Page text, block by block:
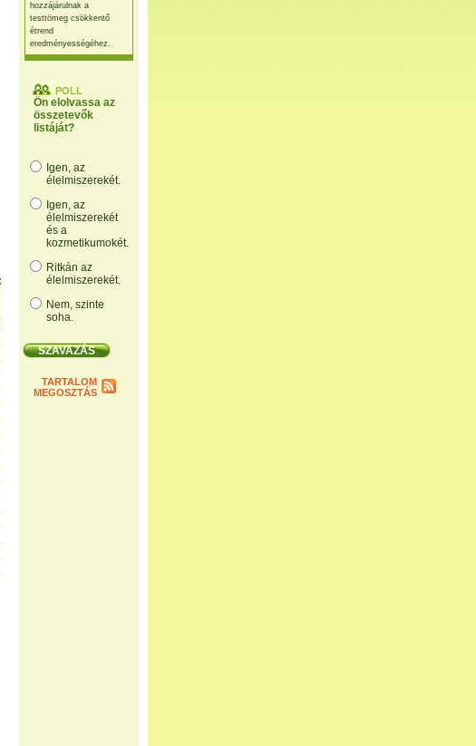
hozzájárulnak a
testtömeg csökkentő
étrend
eredményességéhez.
POLL
Ön elolvassa az
összetevők
listáját?
Igen, az
élelmiszerekét.
Igen, az
élelmiszerekét
és a
kozmetikumokét.
Ritkán az
élelmiszerekét.
Nem, szinte
soha.
TARTALOM
MEGOSZTÁS